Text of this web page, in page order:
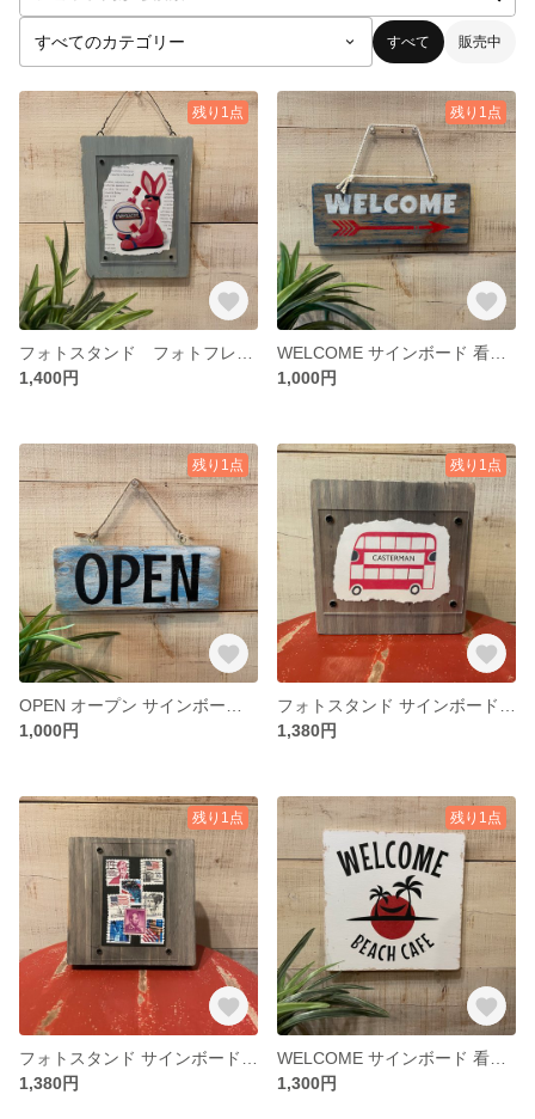
すべて 販売中
残り1点
1,400円
残り1点
1,000円
残り1点
1,000円
残り1点
1,380円
残り1点
1,380円
残り1点
1,300円